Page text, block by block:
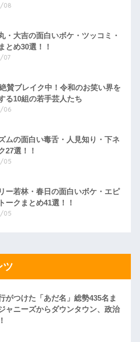
08
・大吉の面白いボケ・ツッコミ・
とめ30選！！
07
賛ブレイク中！令和のお笑い界を
る10組の若手芸人たち
06
ムの面白い毒舌・人見知り・下ネ
27選！！
05
ー若林・春日の面白いボケ・エピ
ークまとめ41選！！
05
ツ
がつけた「あだ名」総勢435名ま
ャニーズからダウンタウン、政治